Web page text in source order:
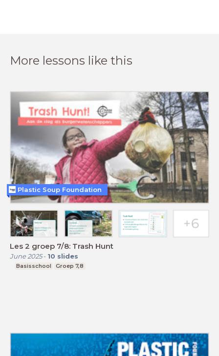
More lessons like this
Les 2 groep 7/8: Trash Hunt
June 2025- 10 slides
Basisschool Groep 7,8
Plastic Soup Foundation